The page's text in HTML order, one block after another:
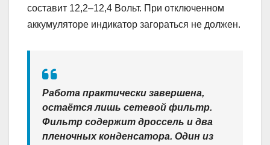
составит 12,2–12,4 Вольт. При отключенном
аккумуляторе индикатор загораться не должен.
Работа практически завершена,
остаётся лишь сетевой фильтр.
Фильтр содержит дроссель и два
пленочных конденсатора. Один из